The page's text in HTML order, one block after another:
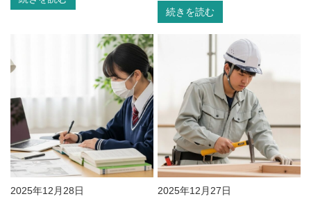
続きを読む
2025年12月28日 2025年12月27日